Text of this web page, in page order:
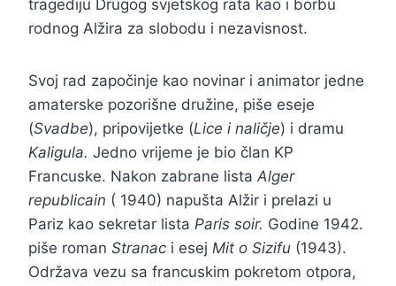
tragediju Drugog svjetskog rata kao i borbu
rodnog Alžira za slobodu i nezavisnost.
Svoj rad započinje kao novinar i animator jedne
amaterske pozorišne družine, piše eseje
(Svadbe), pripovijetke (Lice i naličje) i dramu
Kaligula. Jedno vrijeme je bio član KP
Francuske. Nakon zabrane lista Alger
republicain ( 1940) napušta Alžir i prelazi u
Pariz kao sekretar lista Paris soir. Godine 1942.
piše roman Stranac i esej Mit o Sizifu (1943).
Održava vezu sa francuskim pokretom otpora,